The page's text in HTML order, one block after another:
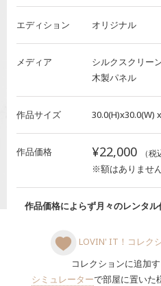
エディション オリジナル
メディア シルクスクリー
木製パネル
作品サイズ 30.0(H)x30.0(W)
作品価格 ¥22,000 （税
※額はありません
作品価格によらず月々のレンタル
LOVIN' IT！コレク
コレクションに追加す
シミュレーターで部屋に置いた